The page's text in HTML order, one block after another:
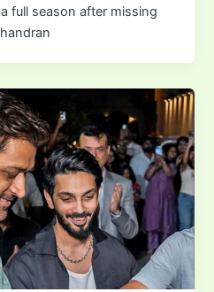
full season after missing